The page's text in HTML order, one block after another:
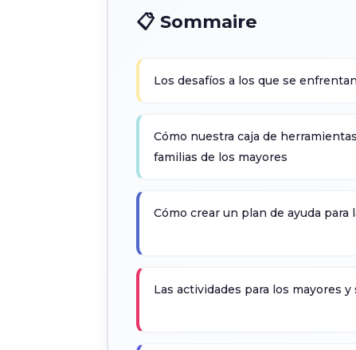
📋 Sommaire
Los desafíos a los que se
Cómo nuestra caja de
familias de los mayores
Cómo crear un plan de ayuda para
Las actividades para los mayores y